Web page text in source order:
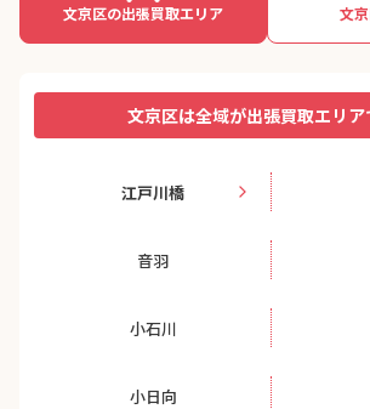
文京区の出張買取エリア 文
文京区は全域が出張買取エリア
江戸川橋
音羽
小石川
小日向